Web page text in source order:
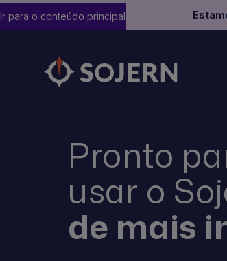
Ir para o conteúdo principal
Pronto
usar o
de mais